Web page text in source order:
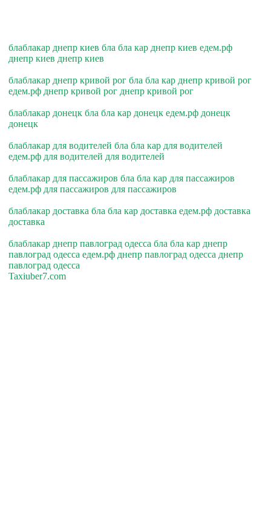
блаблакар днепр киев бла бла кар днепр киев едем.рф
днепр киев днепр киев
блаблакар днепр кривой рог бла бла кар днепр кривой рог
едем.рф днепр кривой рог днепр кривой рог
блаблакар донецк бла бла кар донецк едем.рф донецк
донецк
блаблакар для водителей бла бла кар для водителей
едем.рф для водителей для водителей
блаблакар для пассажиров бла бла кар для пассажиров
едем.рф для пассажиров для пассажиров
блаблакар доставка бла бла кар доставка едем.рф доставка
доставка
блаблакар днепр павлоград одесса бла бла кар днепр
павлоград одесса едем.рф днепр павлоград одесса днепр
павлоград одесса
Taxiuber7.com